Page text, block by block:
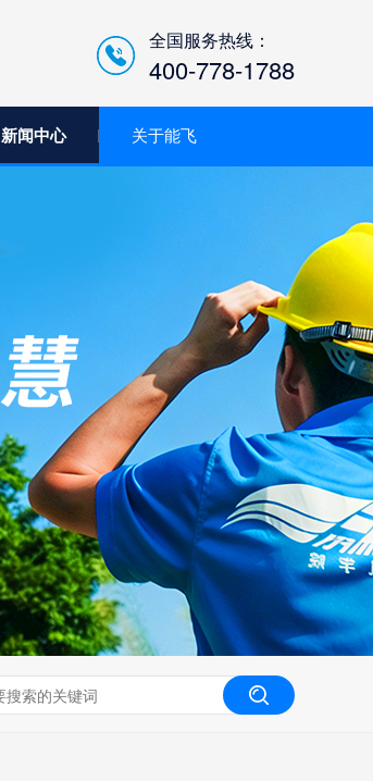
全国服务热线：
400-778-1788
无人机工程创新实训
新闻中心 关于能飞